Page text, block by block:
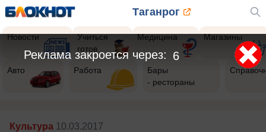
Таганрог
Новости
Учиться
готов
Медицина Магазины
Авто Работа
Бары
- рестораны
Культура 10.03.2017
4
Реклама закроется через: